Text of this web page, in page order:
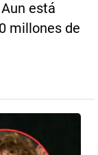
está
millones de